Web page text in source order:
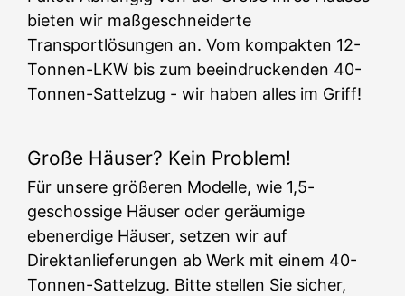
bieten wir maßgeschneiderte
Transportlösungen an. Vom kompakten 12-
Tonnen-LKW bis zum beeindruckenden 40-
Tonnen-Sattelzug - wir haben alles im Griff!
Große Häuser? Kein Problem!
Für unsere größeren Modelle, wie 1,5-
geschossige Häuser oder geräumige
ebenerdige Häuser, setzen wir auf
Direktanlieferungen ab Werk mit einem 40-
Tonnen-Sattelzug. Bitte stellen Sie sicher,